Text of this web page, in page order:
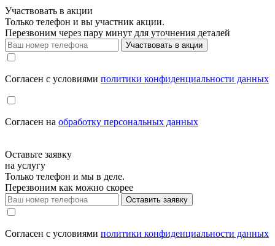
Участвовать в акции
Только телефон и вы участник акции.
Перезвоним через пару минут для уточнения деталей
Участвовать в акции
Cогласен с условиями политики конфиденциальности данных
Cогласен на обработку персональных данных
Оставьте заявку
на услугу
Только телефон и мы в деле.
Перезвоним как можно скорее
Оставить заявку
Cогласен с условиями политики конфиденциальности данных